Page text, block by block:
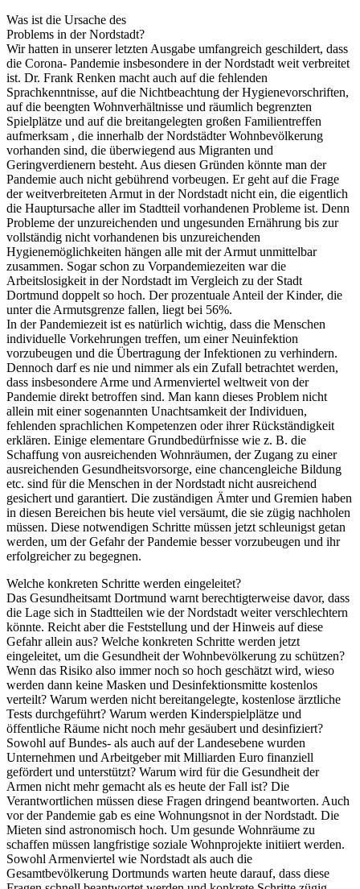
Was ist die Ursache des
Problems in der Nordstadt?
Wir hatten in unserer letzten Ausgabe umfangreich geschildert, dass
die Corona- Pandemie insbesondere in der Nordstadt weit verbreitet
ist. Dr. Frank Renken macht auch auf die fehlenden
Sprachkenntnisse, auf die Nichtbeachtung der Hygienevorschriften,
auf die beengten Wohnverhältnisse und räumlich begrenzten
Spielplätze und auf die breitangelegten großen Familientreffen
aufmerksam , die innerhalb der Nordstädter Wohnbevölkerung
vorhanden sind, die überwiegend aus Migranten und
Geringverdienern besteht. Aus diesen Gründen könnte man der
Pandemie auch nicht gebührend vorbeugen. Er geht auf die Frage
der weitverbreiteten Armut in der Nordstadt nicht ein, die eigentlich
die Hauptursache aller im Stadtteil vorhandenen Probleme ist. Denn
Probleme der unzureichenden und ungesunden Ernährung bis zur
vollständig nicht vorhandenen bis unzureichenden
Hygienemöglichkeiten hängen alle mit der Armut unmittelbar
zusammen. Sogar schon zu Vorpandemiezeiten war die
Arbeitslosigkeit in der Nordstadt im Vergleich zu der Stadt
Dortmund doppelt so hoch. Der prozentuale Anteil der Kinder, die
unter die Armutsgrenze fallen, liegt bei 56%.
In der Pandemiezeit ist es natürlich wichtig, dass die Menschen
individuelle Vorkehrungen treffen, um einer Neuinfektion
vorzubeugen und die Übertragung der Infektionen zu verhindern.
Dennoch darf es nie und nimmer als ein Zufall betrachtet werden,
dass insbesondere Arme und Armenviertel weltweit von der
Pandemie direkt betroffen sind. Man kann dieses Problem nicht
allein mit einer sogenannten Unachtsamkeit der Individuen,
fehlenden sprachlichen Kompetenzen oder ihrer Rückständigkeit
erklären. Einige elementare Grundbedürfnisse wie z. B. die
Schaffung von ausreichenden Wohnräumen, der Zugang zu einer
ausreichenden Gesundheitsvorsorge, eine chancengleiche Bildung
etc. sind für die Menschen in der Nordstadt nicht ausreichend
gesichert und garantiert. Die zuständigen Ämter und Gremien haben
in diesen Bereichen bis heute viel versäumt, die sie zügig nachholen
müssen. Diese notwendigen Schritte müssen jetzt schleunigst getan
werden, um der Gefahr der Pandemie besser vorzubeugen und ihr
erfolgreicher zu begegnen.
Welche konkreten Schritte werden eingeleitet?
Das Gesundheitsamt Dortmund warnt berechtigterweise davor, dass
die Lage sich in Stadtteilen wie der Nordstadt weiter verschlechtern
könnte. Reicht aber die Feststellung und der Hinweis auf diese
Gefahr allein aus? Welche konkreten Schritte werden jetzt
eingeleitet, um die Gesundheit der Wohnbevölkerung zu schützen?
Wenn das Risiko also immer noch so hoch geschätzt wird, wieso
werden dann keine Masken und Desinfektionsmitte kostenlos
verteilt? Warum werden nicht bereitangelegte, kostenlose ärztliche
Tests durchgeführt? Warum werden Kinderspielplätze und
öffentliche Räume nicht noch mehr gesäubert und desinfiziert?
Sowohl auf Bundes- als auch auf der Landesebene wurden
Unternehmen und Arbeitgeber mit Milliarden Euro finanziell
gefördert und unterstützt? Warum wird für die Gesundheit der
Armen nicht mehr gemacht als es heute der Fall ist? Die
Verantwortlichen müssen diese Fragen dringend beantworten. Auch
vor der Pandemie gab es eine Wohnungsnot in der Nordstadt. Die
Mieten sind astronomisch hoch. Um gesunde Wohnräume zu
schaffen müssen langfristige soziale Wohnprojekte initiiert werden.
Sowohl Armenviertel wie Nordstadt als auch die
Gesamtbevölkerung Dortmunds warten heute darauf, dass diese